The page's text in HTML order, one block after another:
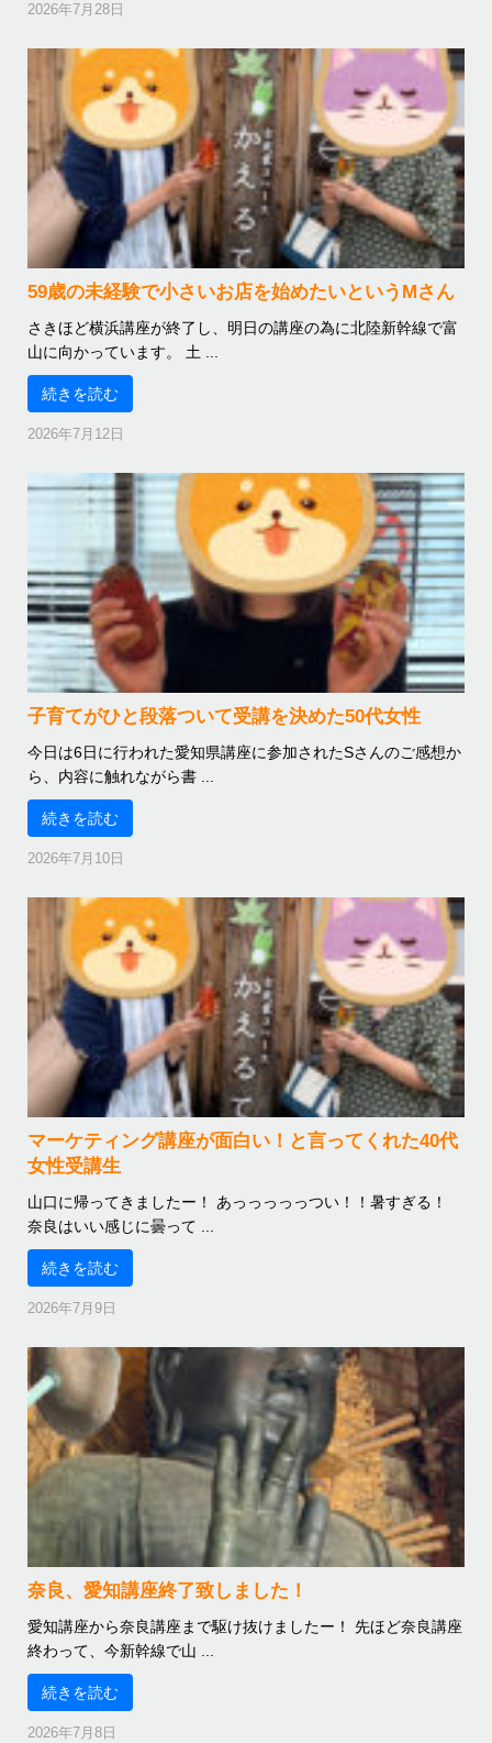
2026年7月28日
59歳の未経験で小さいお店を始めたいというMさん
さきほど横浜講座が終了し、明日の講座の為に北陸新幹線で富
山に向かっています。 土 ...
続きを読む
2026年7月12日
子育てがひと段落ついて受講を決めた50代女性
今日は6日に行われた愛知県講座に参加されたSさんのご感想か
ら、内容に触れながら書 ...
続きを読む
2026年7月10日
マーケティング講座が面白い！と言ってくれた40代
女性受講生
山口に帰ってきましたー！ あっっっっっつい！！暑すぎる！
奈良はいい感じに曇って ...
続きを読む
2026年7月9日
奈良、愛知講座終了致しました！
愛知講座から奈良講座まで駆け抜けましたー！ 先ほど奈良講座
終わって、今新幹線で山 ...
続きを読む
2026年7月8日